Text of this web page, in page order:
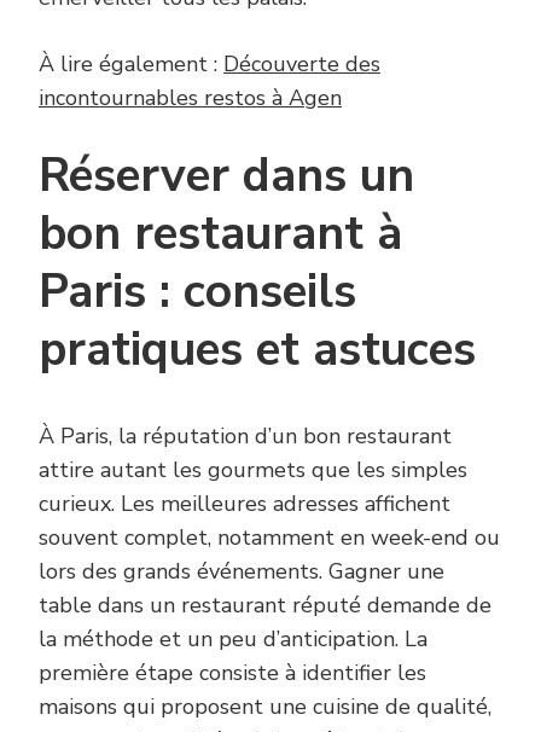
À lire également : Découverte des
incontournables restos à Agen
Réserver dans un
bon restaurant à
Paris : conseils
pratiques et astuces
À Paris, la réputation d’un bon restaurant
attire autant les gourmets que les simples
curieux. Les meilleures adresses affichent
souvent complet, notamment en week-end ou
lors des grands événements. Gagner une
table dans un restaurant réputé demande de
la méthode et un peu d’anticipation. La
première étape consiste à identifier les
maisons qui proposent une cuisine de qualité,